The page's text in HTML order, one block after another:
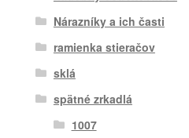
Nárazníky a ich časti
ramienka stieračov
sklá
spätné zrkadlá
1007